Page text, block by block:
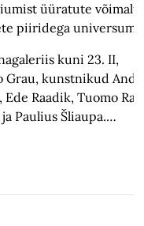
üüratute
piiridega
kuni 23. II,
Grau, kunstnikud
Raadik, Tuomo
Paulius Šliaupa.…